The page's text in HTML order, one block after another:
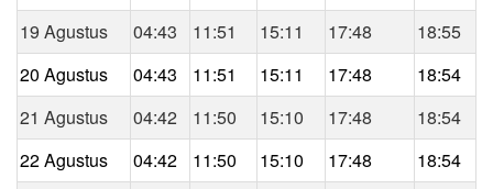
19 Agustus
04:43 11:51 15:11 17:48
18:55
20 Agustus
04:43 11:51 15:11 17:48
18:54
21 Agustus
04:42 11:50 15:10 17:48
18:54
22 Agustus
04:42 11:50 15:10 17:48
18:54